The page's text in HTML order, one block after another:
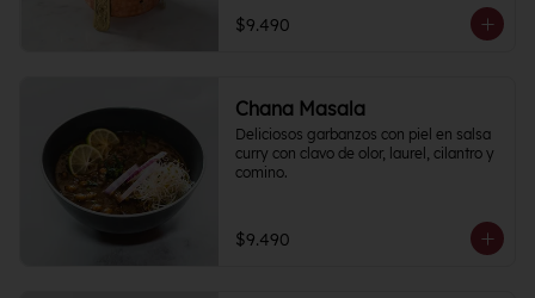
$9.490
Chana Masala
Deliciosos garbanzos con piel en salsa
curry con clavo de olor, laurel, cilantro y
comino.
$9.490